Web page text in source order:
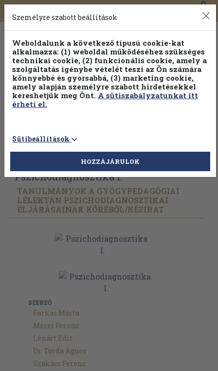
Toggle
navigation
0
Vissza az előző oldalra Válasszon példányt
Pszichodiagnosztika I.
TANULMÁNYOK A GYÓGYPEDAGÓGIAI
LÉLEKTAN PSZICHODIAGNOSZTIKAI
ELJÁRÁSAINAK KÖRÉBŐL/KÉZIRAT
SZERZŐ
Farkas Márta
Mérei Ferenc
Lénárt Edit
Dr. Torda Ágnes
Szakács Ferenc
Személyre szabott beállítások
Weboldalunk a következő típusú cookie-kat
alkalmazza: (1) weboldal működéséhez szükséges
technikai cookie, (2) funkcionális cookie, amely a
szolgáltatás igénybe vételét teszi az Ön számára
könnyebbé és gyorsabbá, (3) marketing cookie,
amely alapján személyre szabott hirdetésekkel
kereshetjük meg Önt. A sütiszabályzatunkat itt
érheti el.
Sütibeállítások
HOZZÁJÁRULOK